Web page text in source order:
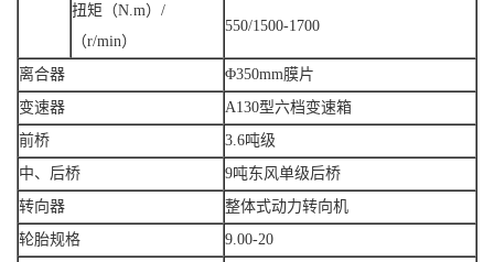
扭矩（N.m）/
（r/min）
550/1500-1700
离合器
Φ350mm膜片
变速器
A130型六档变速箱
前桥
3.6吨级
中、后桥
9吨东风单级后桥
转向器
整体式动力转向机
轮胎规格
9.00-20